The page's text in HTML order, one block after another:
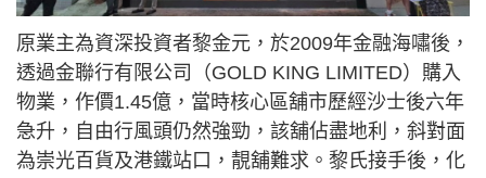
原業主為資深投資者黎金元，於2009年金融海嘯後，
透過金聯行有限公司（GOLD KING LIMITED）購入
物業，作價1.45億，當時核心區舖市歷經沙士後六年
急升，自由行風頭仍然強勁，該舖佔盡地利，斜對面
為崇光百貨及港鐵站口，靚舖難求。黎氏接手後，化